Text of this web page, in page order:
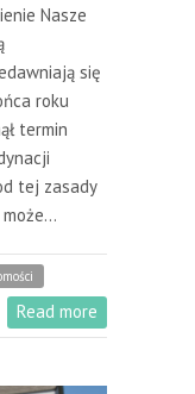
Nasze
się
roku
termin
tej zasady
Read more